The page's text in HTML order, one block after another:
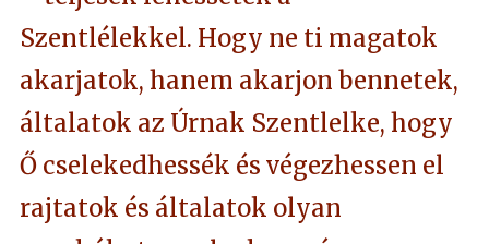
Szentlélekkel. Hogy ne ti magatok
akarjatok, hanem akarjon bennetek,
általatok az Úrnak Szentlelke, hogy
Ő cselekedhessék és végezhessen el
rajtatok és általatok olyan